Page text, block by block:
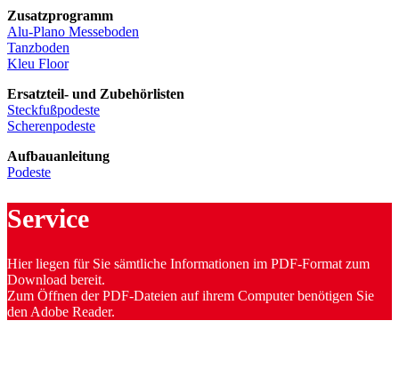
Zusatzprogramm
Alu-Plano Messeboden
Tanzboden
Kleu Floor
Ersatzteil- und Zubehörlisten
Steckfußpodeste
Scherenpodeste
Aufbauanleitung
Podeste
Service
Hier liegen für Sie sämtliche Informationen im PDF-Format zum
Download bereit.
Zum Öffnen der PDF-Dateien auf ihrem Computer benötigen Sie
den Adobe Reader.